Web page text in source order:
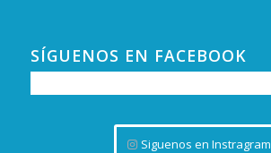
SÍGUENOS EN FACEBOOK
Siguenos en Instragram